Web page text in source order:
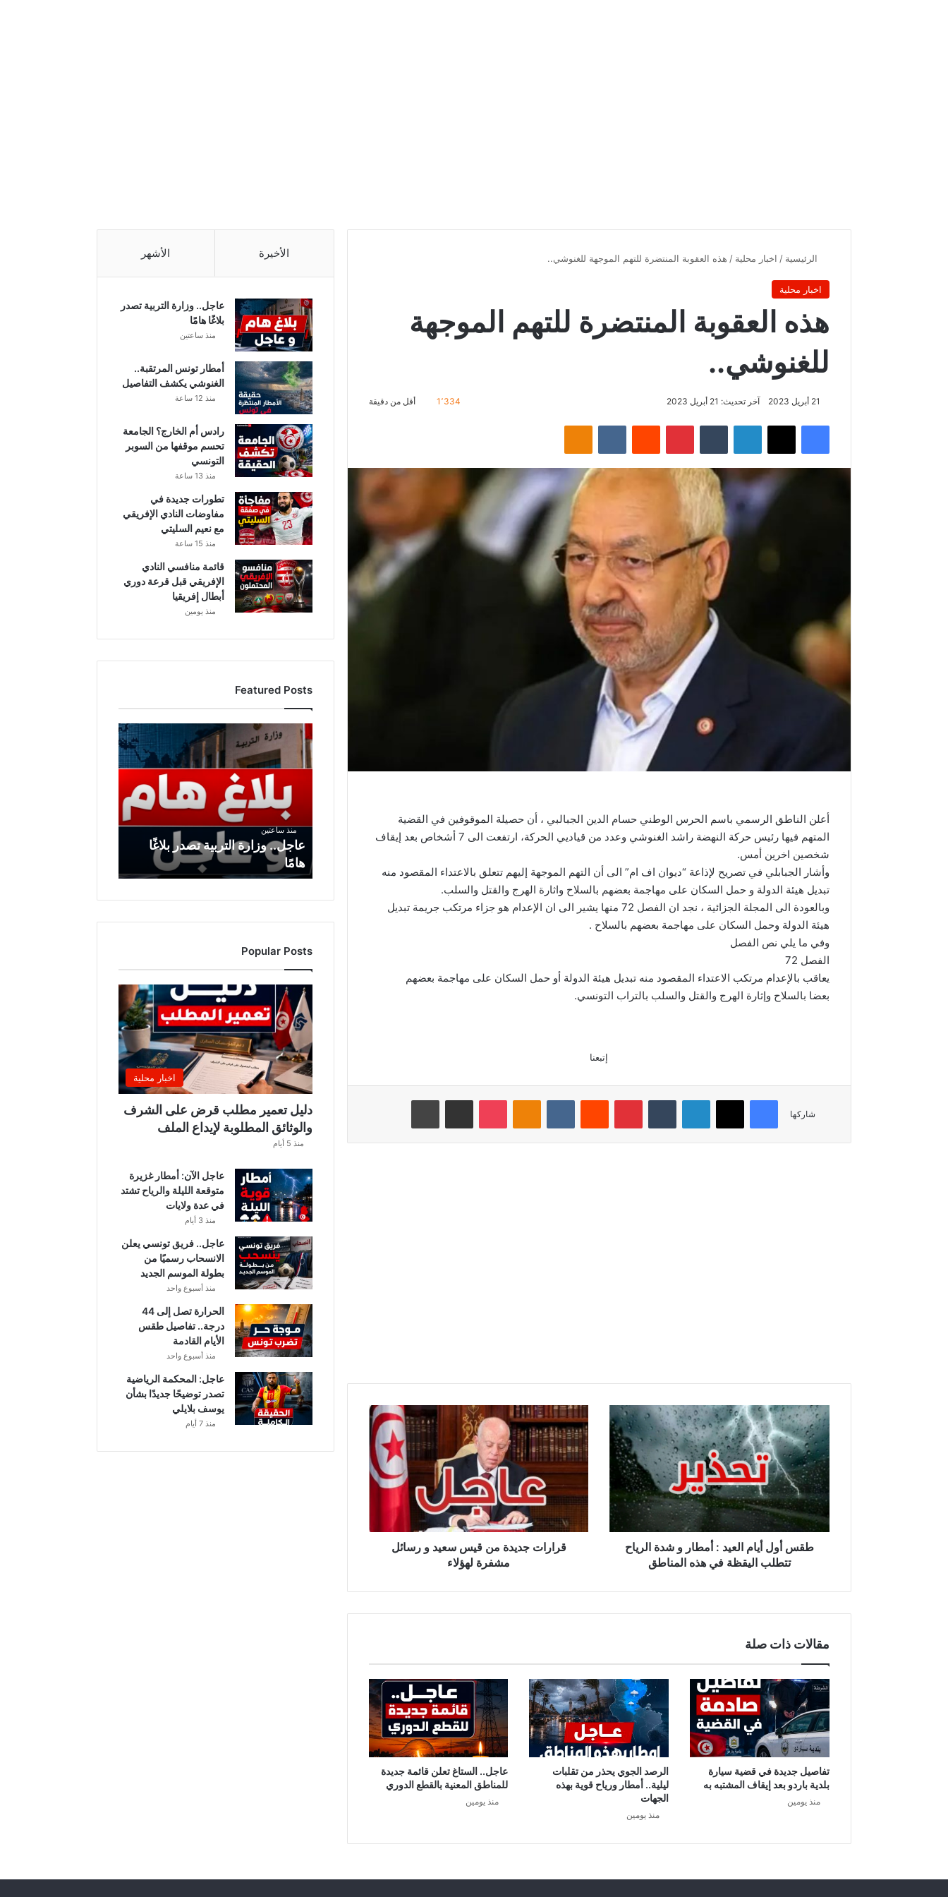
الرئيسية / اخبار محلية / هذه العقوبة المنتضرة للتهم الموجهة للغنوشي..
اخبار محلية
هذه العقوبة المنتضرة للتهم الموجهة
للغنوشي..
21 أبريل 2023 آخر تحديث: 21 أبريل 2023 1٬334 أقل من دقيقة
فيسبوك ‫X لينكدإن بينتيريست Odnoklassniki
أعلن الناطق الرسمي باسم الحرس الوطني حسام الدين الجبالبي ، أن حصيلة الموقوفين في القضية
المتهم فيها رئيس حركة النهضة راشد الغنوشي وعدد من قياديي الحركة، ارتفعت الى 7 أشخاص بعد إيقاف
شخصين اخرين أمس.
وأشار الجبابلي في تصريح لإذاعة “ديوان اف ام” الى أن التهم الموجهة إليهم تتعلق بالاعتداء المقصود منه
تبديل هيئة الدولة و حمل السكان على مهاجمة بعضهم بالسلاح واثارة الهرج والقتل والسلب.
وبالعودة الى المجلة الجزائية ، نجد ان الفصل 72 منها يشير الى ان الإعدام هو جزاء مرتكب جريمة تبديل
هيئة الدولة وحمل السكان على مهاجمة بعضهم بالسلاح .
وفي ما يلي نص الفصل
الفصل 72
يعاقب بالإعدام مرتكب الاعتداء المقصود منه تبديل هيئة الدولة أو حمل السكان على مهاجمة بعضهم
بعضا بالسلاح وإثارة الهرج والقتل والسلب بالتراب التونسي.
إتبعنا
شاركها
فيسبوك ‫X لينكدإن بينتيريست Odnoklassniki
‫Pocket مشاركة عبر البريد طباعة
طقس
أول
أيام
العيد
أمطار
و
شدة
الرياح
تتطلب
هذه
طقس أول أيام العيد : أمطار و شدة الرياح
تتطلب اليقظة في هذه المناطق
قرارات
جديدة
من
قيس
سعيد
رسائل
مشفرة
لهؤلاء
قرارات جديدة من قيس سعيد و رسائل
مشفرة لهؤلاء
مقالات ذات صلة
تفاصيل جديدة في قضية سيارة
بلدية باردو بعد إيقاف المشتبه به
منذ يومين
الرصد الجوي يحذر من تقلبات
ليلية.. أمطار ورياح قوية بهذه
الجهات
منذ يومين
عاجل.. الستاغ تعلن قائمة جديدة
للمناطق المعنية بالقطع الدوري
منذ يومين
الأخيرة الأشهر
عاجل.. وزارة التربية تصدر
بلاغًا هامًا
منذ ساعتين
أمطار تونس المرتقبة..
الغنوشي يكشف التفاصيل
منذ 12 ساعة
رادس أم الخارج؟ الجامعة
تحسم موقفها من السوبر
التونسي
منذ 13 ساعة
تطورات جديدة في
مفاوضات النادي الإفريقي
مع نعيم السليتي
منذ 15 ساعة
قائمة منافسي النادي
الإفريقي قبل قرعة دوري
أبطال إفريقيا
منذ يومين
Featured Posts
عاجل..
وزارة
التربية
منذ ساعتين
عاجل.. وزارة التربية تصدر بلاغًا
هامًا
Popular Posts
اخبار محلية
دليل تعمير مطلب قرض على الشرف
والوثائق المطلوبة لإيداع الملف
منذ 5 أيام
عاجل الآن: أمطار غزيرة
متوقعة الليلة والرياح تشتد
في عدة ولايات
منذ 3 أيام
عاجل.. فريق تونسي يعلن
الانسحاب رسميًا من
بطولة الموسم الجديد
منذ أسبوع واحد
الحرارة تصل إلى 44
درجة.. تفاصيل طقس
الأيام القادمة
منذ أسبوع واحد
عاجل: المحكمة الرياضية
تصدر توضيحًا جديدًا بشأن
يوسف بلايلي
منذ 7 أيام